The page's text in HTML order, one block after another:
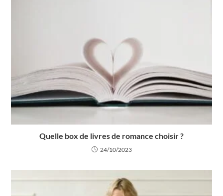
Quelle box de livres de romance choisir ?
24/10/2023